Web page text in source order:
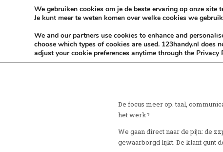
Skip to content
KEEP ICT CLEAN
De focus meer op. taal,
het werk?
We gaan direct naar de pijn: de
gewaarborgd lijkt. De klant gunt
We gebruiken cookies om je de beste ervaring op onze site
Je kunt meer te weten komen over welke cookies we
We and our partners use cookies to enhance and
choose which types of cookies are used. 123handy.nl does
adjust your cookie preferences anytime through the Privacy